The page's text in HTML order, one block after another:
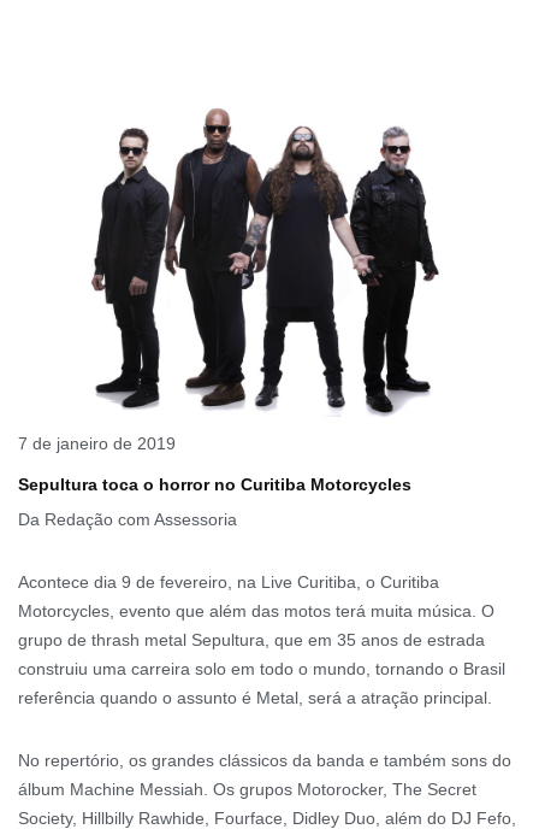
7 de janeiro de 2019
Sepultura toca o horror no Curitiba Motorcycles
Da Redação com Assessoria
Acontece dia 9 de fevereiro, na Live Curitiba, o Curitiba
Motorcycles, evento que além das motos terá muita música. O
grupo de thrash metal Sepultura, que em 35 anos de estrada
construiu uma carreira solo em todo o mundo, tornando o Brasil
referência quando o assunto é Metal, será a atração principal.
No repertório, os grandes clássicos da banda e também sons do
álbum Machine Messiah. Os grupos Motorocker, The Secret
Society, Hillbilly Rawhide, Fourface, Didley Duo, além do DJ Fefo,